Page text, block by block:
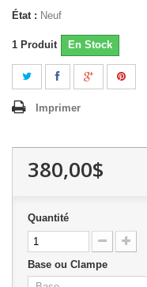
État : Neuf
1 Produit En Stock
Imprimer
380,00$
Quantité
Base ou Clampe